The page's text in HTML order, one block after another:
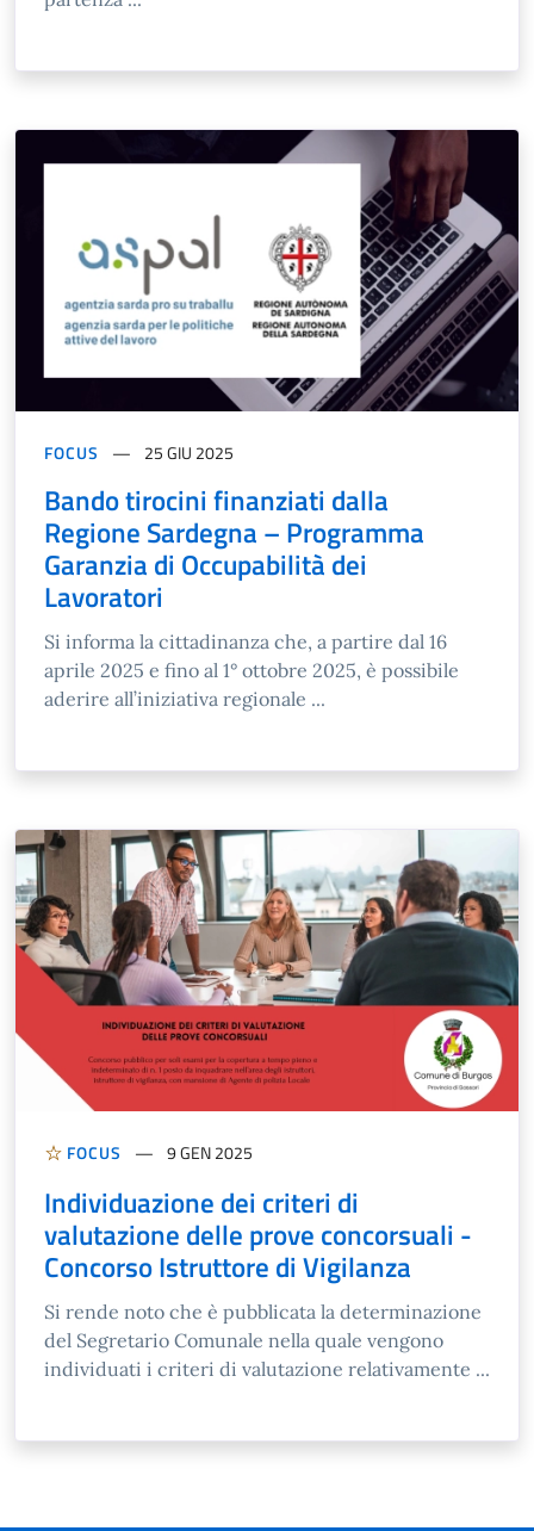
FOCUS 25 GIU 2025
Bando tirocini finanziati dalla
Regione Sardegna – Programma
Garanzia di Occupabilità dei
Lavoratori
Si informa la cittadinanza che, a partire dal 16
aprile 2025 e fino al 1° ottobre 2025, è possibile
aderire all’iniziativa regionale ...
FOCUS 9 GEN 2025
Individuazione dei criteri di
valutazione delle prove concorsuali -
Concorso Istruttore di Vigilanza
Si rende noto che è pubblicata la determinazione
del Segretario Comunale nella quale vengono
individuati i criteri di valutazione relativamente ...